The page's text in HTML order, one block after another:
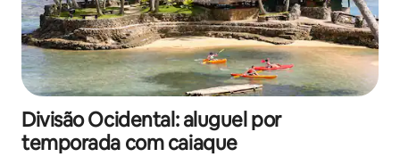
Divisão Ocidental: aluguel por
temporada com caiaque